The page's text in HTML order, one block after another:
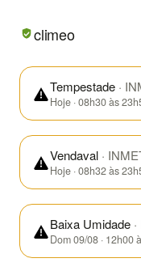
Em Santo André/SP
climeo
Tempestade ·
Hoje · 08h30 às
Vendaval ·
Hoje · 08h32 às
Baixa Umidade
Dom 09/08 · 12h00